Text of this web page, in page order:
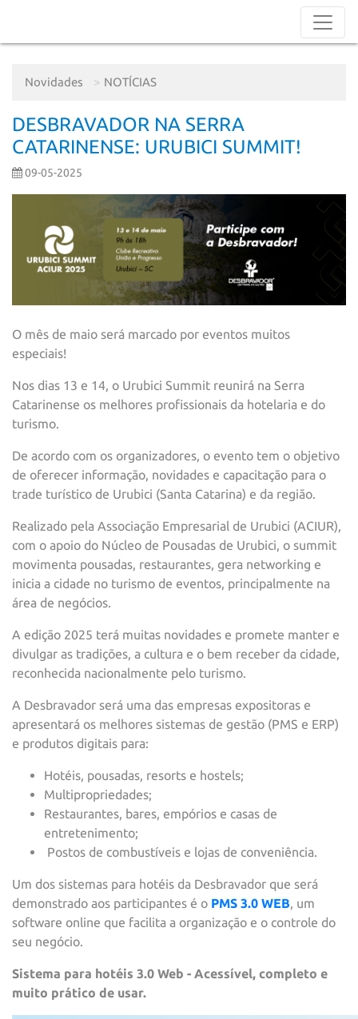
Novidades NOTÍCIAS
DESBRAVADOR NA SERRA
CATARINENSE: URUBICI SUMMIT!
09-05-2025
O mês de maio será marcado por eventos muitos
especiais!
Nos dias 13 e 14, o Urubici Summit reunirá na Serra
Catarinense os melhores profissionais da hotelaria e do
turismo.
De acordo com os organizadores, o evento tem o objetivo
de oferecer informação, novidades e capacitação para o
trade turístico de Urubici (Santa Catarina) e da região.
Realizado pela Associação Empresarial de Urubici (ACIUR),
com o apoio do Núcleo de Pousadas de Urubici, o summit
movimenta pousadas, restaurantes, gera networking e
inicia a cidade no turismo de eventos, principalmente na
área de negócios.
A edição 2025 terá muitas novidades e promete manter e
divulgar as tradições, a cultura e o bem receber da cidade,
reconhecida nacionalmente pelo turismo.
A Desbravador será uma das empresas expositoras e
apresentará os melhores sistemas de gestão (PMS e ERP)
e produtos digitais para:
Hotéis, pousadas, resorts e hostels;
Multipropriedades;
Restaurantes, bares, empórios e casas de
entretenimento;
Postos de combustíveis e lojas de conveniência.
Um dos sistemas para hotéis da Desbravador que será
demonstrado aos participantes é o PMS 3.0 WEB, um
software online que facilita a organização e o controle do
seu negócio.
Sistema para hotéis 3.0 Web - Acessível, completo e
muito prático de usar.